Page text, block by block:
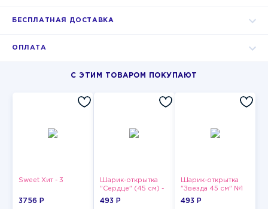
БЕСПЛАТНАЯ ДОСТАВКА
ОПЛАТА
С ЭТИМ ТОВАРОМ ПОКУПАЮТ
Sweet Хит - 3
3756 P
Шарик-открытка
"Сердце" (45 см) -
2
493 P
Шарик-открытка
"Звезда 45 см" №1
493 P